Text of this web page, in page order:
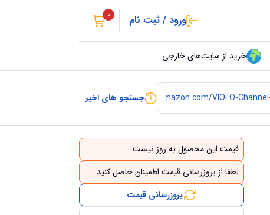
ورود / ثبت نام 0
خرید از سایت‌های خارجی
جستجو های اخیر
قیمت این محصول به روز نیست
لطفا از بروزرسانی قیمت اطمینان حاصل کنید.
بروزرسانی قیمت